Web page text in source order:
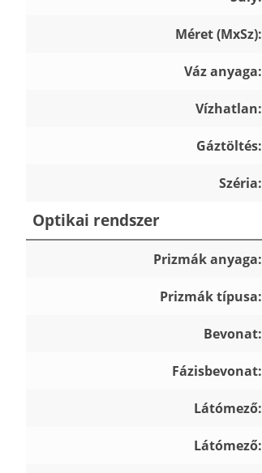
Méret (MxSz):
Váz anyaga:
Vízhatlan:
Gáztöltés:
Széria:
Optikai rendszer
Prizmák anyaga:
Prizmák típusa:
Bevonat:
Fázisbevonat:
Látómező:
Látómező: